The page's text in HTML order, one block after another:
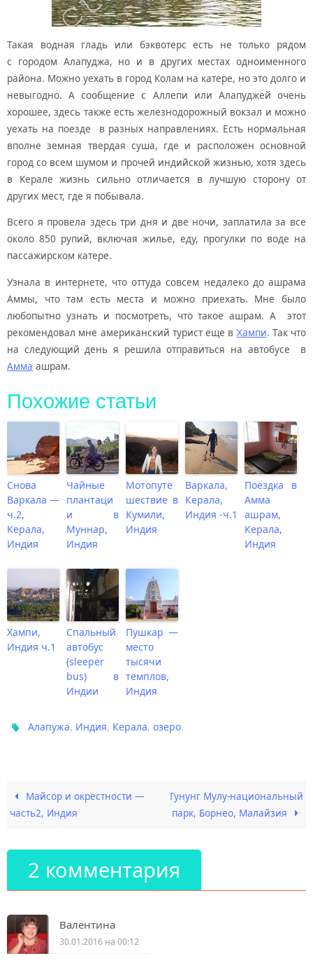
Такая водная гладь или бэквотерс есть не только рядом
с городом Алапуджа, но и в других местах одноименного
района. Можно уехать в город Колам на катере, но это долго и
невыгодно. А сообщение с Аллепи или Алапуджей очень
хорошее, здесь также есть железнодорожный вокзал и можно
уехать на поезде в разных направлениях. Есть нормальная
вполне земная твердая суша, где и расположен основной
город со всем шумом и прочей индийской жизнью, хотя здесь
в Керале жизнь сильно отличается в лучшую сторону от
других мест, где я побывала.
Всего я провела здесь три дня и две ночи, заплатила за все
около 850 рупий, включая жилье, еду, прогулки по воде на
пассажирском катере.
Узнала в интернете, что оттуда совсем недалеко до ашрама
Аммы, что там есть места и можно приехать. Мне было
любопытно узнать и посмотреть, что такое ашрам. А этот
рекомендовал мне американский турист еще в Хампи. Так что
на следующий день я решила отправиться на автобусе в
Амма ашрам.
Похожие статьи
Снова
Варкала —
ч.2,
Керала,
Индия
Чайные
плантаци
и в
Муннар,
Индия
Мотопуте
шествие в
Кумили,
Индия
Варкала,
Керала,
Индия -ч.1
Поездка в
Амма
ашрам,
Керала,
Индия
Хампи,
Индия ч.1
Спальный
автобус
(sleeper
bus) в
Индии
Пушкар —
место
тысячи
темплов,
Индия
Алапужа, Индия, Керала,озеро.
Майсор и окрестности —
часть2, Индия
Гунунг Мулу-национальный
парк, Борнео, Малайзия
2 комментария
Валентина
30.01.2016 на 00:12